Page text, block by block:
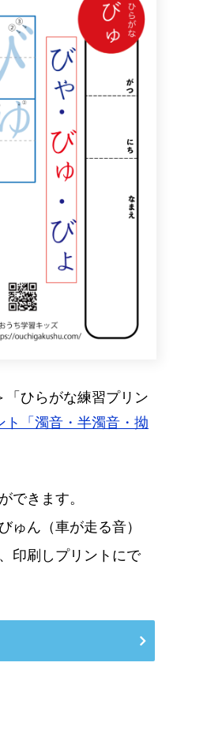
「ひらがな練習プリン
ト「濁音・半濁音・拗
できます。
ゅん（車が走る音）
印刷しプリントにで